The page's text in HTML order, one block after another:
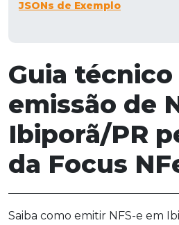
Guia técnico
emissão de
Ibiporã/PR
da Focus
Saiba como emitir NFS-e em
JSONs de Exemplo